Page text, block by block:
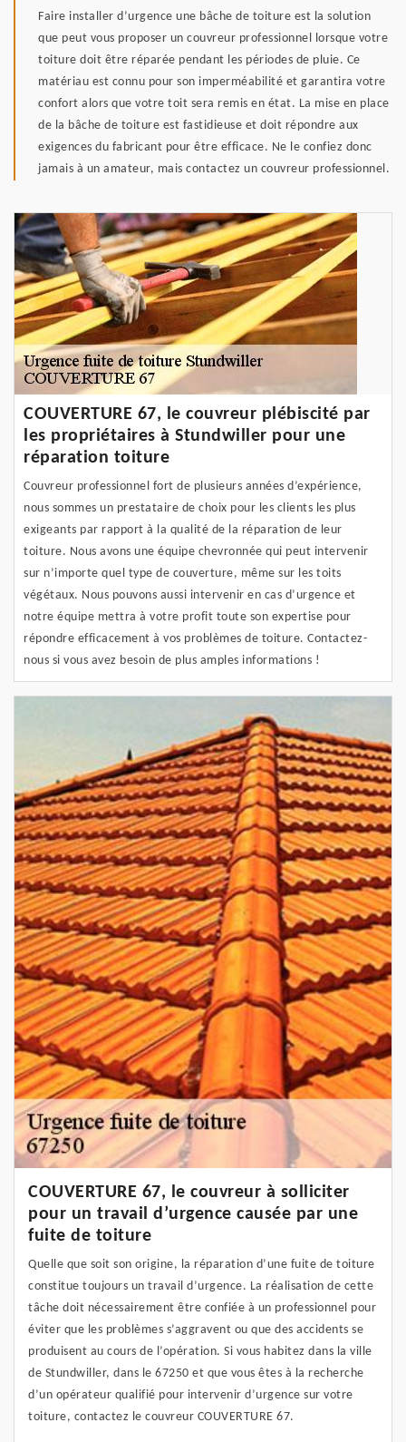
Faire installer d’urgence une bâche de toiture est la solution
que peut vous proposer un couvreur professionnel lorsque votre
toiture doit être réparée pendant les périodes de pluie. Ce
matériau est connu pour son imperméabilité et garantira votre
confort alors que votre toit sera remis en état. La mise en place
de la bâche de toiture est fastidieuse et doit répondre aux
exigences du fabricant pour être efficace. Ne le confiez donc
jamais à un amateur, mais contactez un couvreur professionnel.
COUVERTURE 67, le couvreur plébiscité par
les propriétaires à Stundwiller pour une
réparation toiture
Couvreur professionnel fort de plusieurs années d’expérience,
nous sommes un prestataire de choix pour les clients les plus
exigeants par rapport à la qualité de la réparation de leur
toiture. Nous avons une équipe chevronnée qui peut intervenir
sur n’importe quel type de couverture, même sur les toits
végétaux. Nous pouvons aussi intervenir en cas d’urgence et
notre équipe mettra à votre profit toute son expertise pour
répondre efficacement à vos problèmes de toiture. Contactez-
nous si vous avez besoin de plus amples informations !
COUVERTURE 67, le couvreur à solliciter
pour un travail d’urgence causée par une
fuite de toiture
Quelle que soit son origine, la réparation d’une fuite de toiture
constitue toujours un travail d’urgence. La réalisation de cette
tâche doit nécessairement être confiée à un professionnel pour
éviter que les problèmes s’aggravent ou que des accidents se
produisent au cours de l’opération. Si vous habitez dans la ville
de Stundwiller, dans le 67250 et que vous êtes à la recherche
d’un opérateur qualifié pour intervenir d’urgence sur votre
toiture, contactez le couvreur COUVERTURE 67.